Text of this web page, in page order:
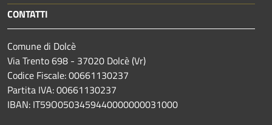
CONTATTI
Comune di Dolcè
Via Trento 698 - 37020 Dolcè (Vr)
Codice Fiscale: 00661130237
Partita IVA: 00661130237
IBAN: IT59O0503459440000000031000